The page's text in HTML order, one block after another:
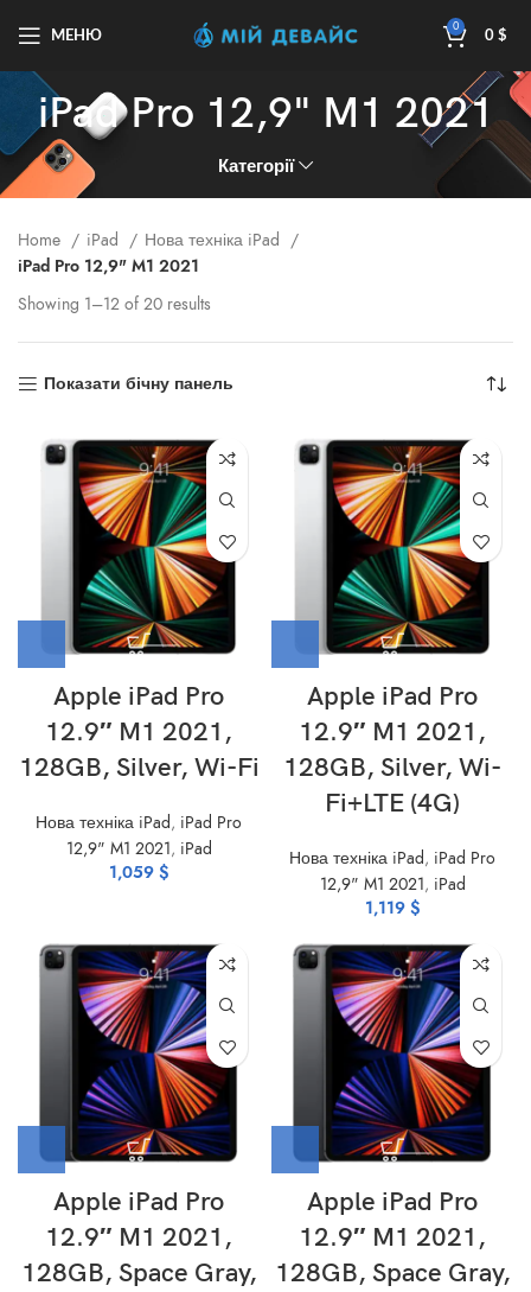
МЕНЮ
0
0$
iPad Pro 12,9" M1 2021
Категорії
Home iPad
Нова техніка iPad
iPad Pro 12,9" M1 2021
Showing 1–12 of 20 results
Показати бічну панель
Apple iPad Pro
12.9″ M1 2021,
128GB, Silver, Wi-Fi
Нова техніка iPad, iPad Pro
12,9" M1 2021, iPad
1,059 $
Apple iPad Pro
12.9″ M1 2021,
128GB, Silver, Wi-
Fi+LTE (4G)
Нова техніка iPad, iPad Pro
12,9" M1 2021, iPad
1,119 $
Apple iPad Pro
12.9″ M1 2021,
128GB, Space Gray,
Apple iPad Pro
12.9″ M1 2021,
128GB, Space Gray,